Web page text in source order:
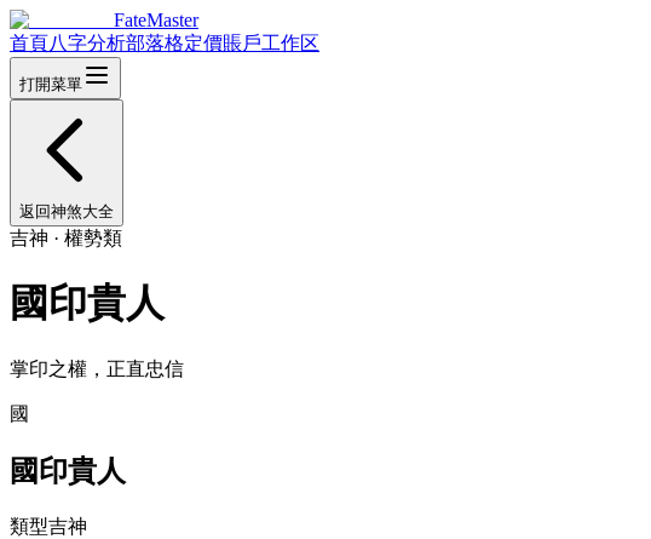
FateMaster
首頁八字分析部落格定價賬戶工作区
打開菜單
返回神煞大全
吉神 · 權勢類
國印貴人
掌印之權，正直忠信
國
國印貴人
類型吉神